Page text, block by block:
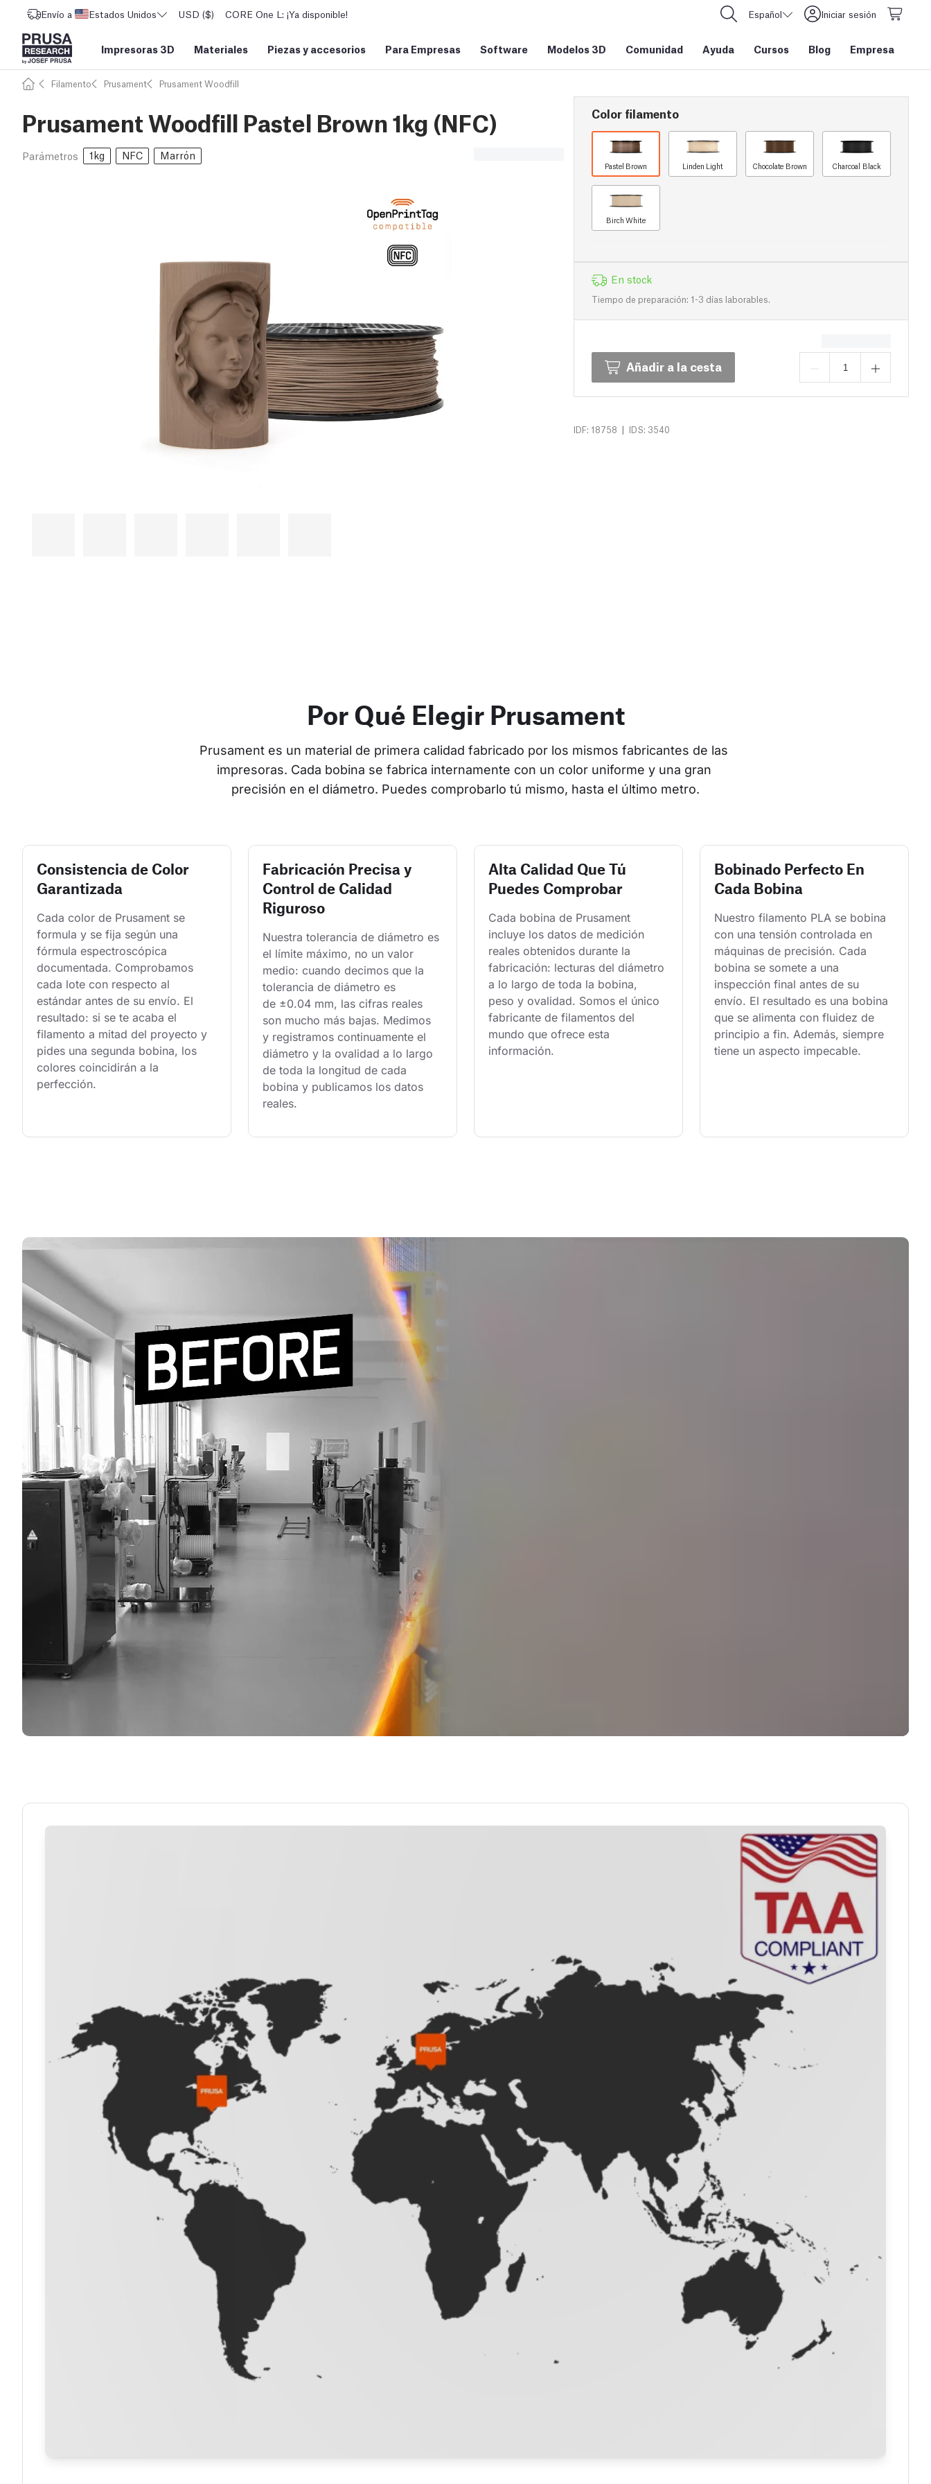
Envío a Estados Unidos USD ($) CORE One L: ¡Ya disponible! Español Iniciar sesión
Impresoras 3D Materiales Piezas y accesorios Para Empresas Software Modelos 3D Comunidad Ayuda Cursos Blog Empresa
Filamento Prusament Prusament Woodfill
Prusament Woodfill Pastel Brown 1kg (NFC)
Parámetros 1kg NFC Marrón
Color filamento
Pastel Brown Linden Light Chocolate Brown Charcoal Black
Birch White
En stock
Tiempo de preparación: 1-3 días laborables.
Añadir a la cesta
IDF: 18758 | IDS: 3540
Por Qué Elegir Prusament
Prusament es un material de primera calidad fabricado por los mismos fabricantes de las
impresoras. Cada bobina se fabrica internamente con un color uniforme y una gran
precisión en el diámetro. Puedes comprobarlo tú mismo, hasta el último metro.
Consistencia de Color
Garantizada
Cada color de Prusament se
formula y se fija según una
fórmula espectroscópica
documentada. Comprobamos
cada lote con respecto al
estándar antes de su envío. El
resultado: si se te acaba el
filamento a mitad del proyecto y
pides una segunda bobina, los
colores coincidirán a la
perfección.
Fabricación Precisa y
Control de Calidad
Riguroso
Nuestra tolerancia de diámetro es
el límite máximo, no un valor
medio: cuando decimos que la
tolerancia de diámetro es
de ±0.04 mm, las cifras reales
son mucho más bajas. Medimos
y registramos continuamente el
diámetro y la ovalidad a lo largo
de toda la longitud de cada
bobina y publicamos los datos
reales.
Alta Calidad Que Tú
Puedes Comprobar
Cada bobina de Prusament
incluye los datos de medición
reales obtenidos durante la
fabricación: lecturas del diámetro
a lo largo de toda la bobina,
peso y ovalidad. Somos el único
fabricante de filamentos del
mundo que ofrece esta
información.
Bobinado Perfecto En
Cada Bobina
Nuestro filamento PLA se bobina
con una tensión controlada en
máquinas de precisión. Cada
bobina se somete a una
inspección final antes de su
envío. El resultado es una bobina
que se alimenta con fluidez de
principio a fin. Además, siempre
tiene un aspecto impecable.